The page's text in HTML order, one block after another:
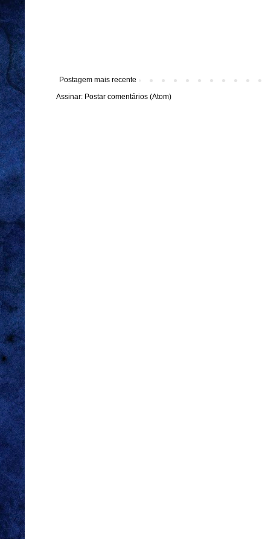
Postagem mais recente
Assinar: Postar comentários (Atom)